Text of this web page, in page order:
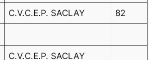
C.V.C.E.P. SACLAY 82
C.V.C.E.P. SACLAY